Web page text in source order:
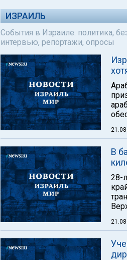
ИЗРАИЛЬ
События в Израиле: политика,
интервью, репортажи, опросы
В
28-